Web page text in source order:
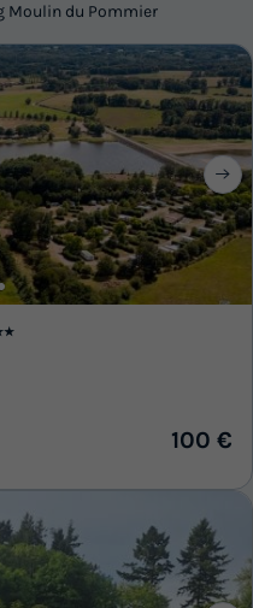
Moulin du Pommier
100 €